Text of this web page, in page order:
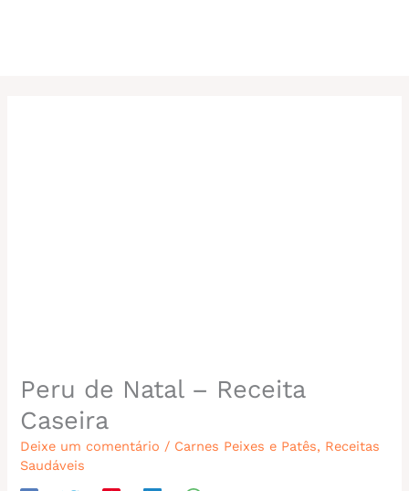
Peru de Natal – Receita
Caseira
Deixe um comentário / Carnes Peixes e Patês, Receitas
Saudáveis